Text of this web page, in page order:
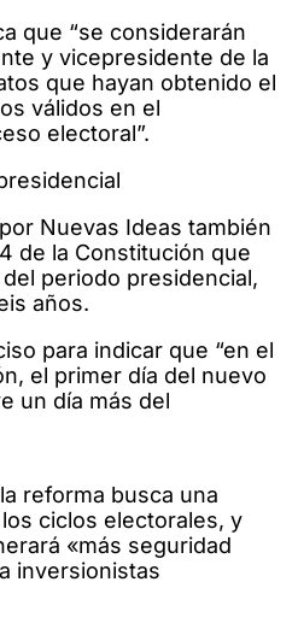
que “se considerarán
y vicepresidente de la
que hayan obtenido el
válidos en el
electoral”.
Nuevas Ideas también
de la Constitución que
periodo presidencial,
años.
para indicar que “en el
el primer día del nuevo
un día más del
reforma busca una
ciclos electorales, y
«más seguridad
inversionistas